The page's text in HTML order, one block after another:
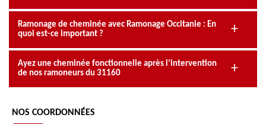
Ramonage de cheminée avec Ramonage Occitanie : En
quoi est-ce important ?
Ayez une cheminée fonctionnelle après l’intervention
de nos ramoneurs du 31160
NOS COORDONNÉES